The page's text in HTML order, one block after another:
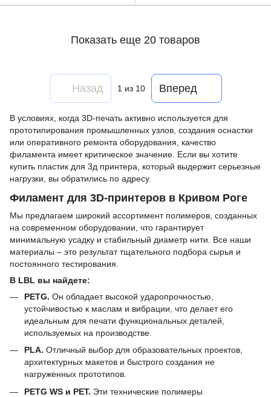
Показать еще 20 товаров
Назад 1из 10 Вперед
В условиях, когда 3D-печать активно используется для
прототипирования промышленных узлов, создания оснастки
или оперативного ремонта оборудования, качество
филамента имеет критическое значение. Если вы хотите
купить пластик для 3д принтера, который выдержит серьезные
нагрузки, вы обратились по адресу.
Филамент для 3D-принтеров в Кривом Роге
Мы предлагаем широкий ассортимент полимеров, созданных
на современном оборудовании, что гарантирует
минимальную усадку и стабильный диаметр нити. Все наши
материалы – это результат тщательного подбора сырья и
постоянного тестирования.
В LBL вы найдете:
PETG. Он обладает высокой ударопрочностью,
устойчивостью к маслам и вибрации, что делает его
идеальным для печати функциональных деталей,
используемых на производстве.
PLA. Отличный выбор для образовательных проектов,
архитектурных макетов и быстрого создания не
нагруженных прототипов.
PETG WS и PET. Эти технические полимеры